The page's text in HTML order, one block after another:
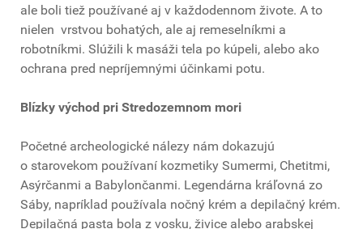
ale boli tiež používané aj v každodennom živote. A to
nielen vrstvou bohatých, ale aj remeselníkmi a
robotníkmi. Slúžili k masáži tela po kúpeli, alebo ako
ochrana pred nepríjemnými účinkami potu.
Blízky východ pri Stredozemnom mori
Početné archeologické nálezy nám dokazujú
o starovekom používaní kozmetiky Sumermi, Chetitmi,
Asýrčanmi a Babylončanmi. Legendárna kráľovná zo
Sáby, napríklad používala nočný krém a depilačný krém.
Depilačná pasta bola z vosku, živice alebo arabskej